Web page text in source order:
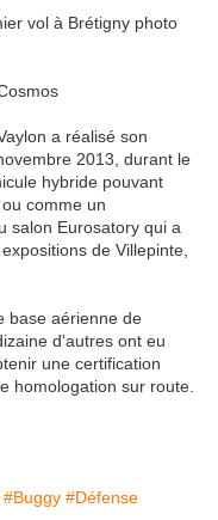
vol à Brétigny photo
a réalisé son
2013, durant le
hybride pouvant
comme un
salon Eurosatory qui a
de Villepinte,
base aérienne de
d'autres ont eu
une certification
homologation sur route.
#Buggy #Défense